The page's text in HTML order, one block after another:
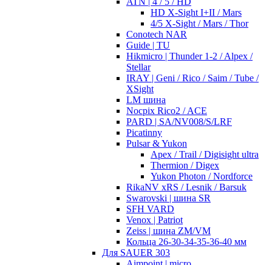
HD X-Sight I+II / Mars
4/5 X-Sight / Mars / Thor
Conotech NAR
Guide | TU
Hikmicro | Thunder 1-2 / Alpex /
Stellar
IRAY | Geni / Rico / Saim / Tube /
XSight
LM шина
Nocpix Rico2 / ACE
PARD | SA/NV008/S/LRF
Picatinny
Pulsar & Yukon
Apex / Trail / Digisight ultra
Thermion / Digex
Yukon Photon / Nordforce
RikaNV xRS / Lesnik / Barsuk
Swarovski | шина SR
SFH VARD
Venox | Patriot
Zeiss | шина ZM/VM
Кольца 26-30-34-35-36-40 мм
Для SAUER 303